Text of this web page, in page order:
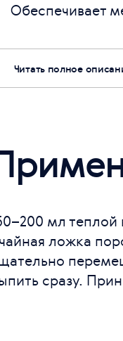
Обеспечивает
Читать полное
мл
ложка
сразу.